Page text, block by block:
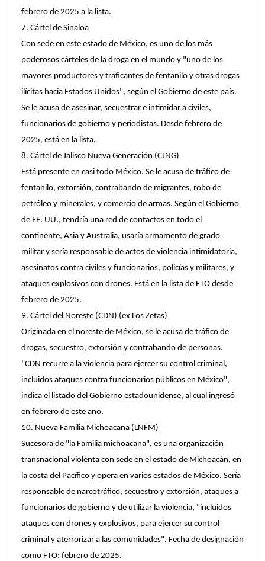
febrero de 2025 a la lista.
7. Cártel de Sinaloa
Con sede en este estado de México, es uno de los más
poderosos cárteles de la droga en el mundo y "uno de los
mayores productores y traficantes de fentanilo y otras drogas
ilícitas hacia Estados Unidos", según el Gobierno de este país.
Se le acusa de asesinar, secuestrar e intimidar a civiles,
funcionarios de gobierno y periodistas. Desde febrero de
2025, está en la lista.
8. Cártel de Jalisco Nueva Generación (CJNG)
Está presente en casi todo México. Se le acusa de tráfico de
fentanilo, extorsión, contrabando de migrantes, robo de
petróleo y minerales, y comercio de armas. Según el Gobierno
de EE. UU., tendría una red de contactos en todo el
continente, Asia y Australia, usaría armamento de grado
militar y sería responsable de actos de violencia intimidatoria,
asesinatos contra civiles y funcionarios, policías y militares, y
ataques explosivos con drones. Está en la lista de FTO desde
febrero de 2025.
9. Cártel del Noreste (CDN) (ex Los Zetas)
Originada en el noreste de México, se le acusa de tráfico de
drogas, secuestro, extorsión y contrabando de personas.
"CDN recurre a la violencia para ejercer su control criminal,
incluidos ataques contra funcionarios públicos en México",
indica el listado del Gobierno estadounidense, al cual ingresó
en febrero de este año.
10. Nueva Familia Michoacana (LNFM)
Sucesora de "la Familia michoacana", es una organización
transnacional violenta con sede en el estado de Michoacán, en
la costa del Pacífico y opera en varios estados de México. Sería
responsable de narcotráfico, secuestro y extorsión, ataques a
funcionarios de gobierno y de utilizar la violencia, "incluidos
ataques con drones y explosivos, para ejercer su control
criminal y aterrorizar a las comunidades". Fecha de designación
como FTO: febrero de 2025.